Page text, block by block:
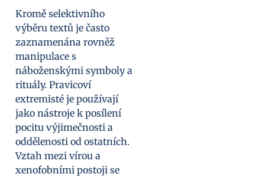
Kromě selektivního
výběru textů je často
zaznamenána rovněž
manipulace s
náboženskými symboly a
rituály. Pravicoví
extremisté je používají
jako nástroje k posílení
pocitu výjimečnosti a
oddělenosti od ostatních.
Vztah mezi vírou a
xenofobními postoji se